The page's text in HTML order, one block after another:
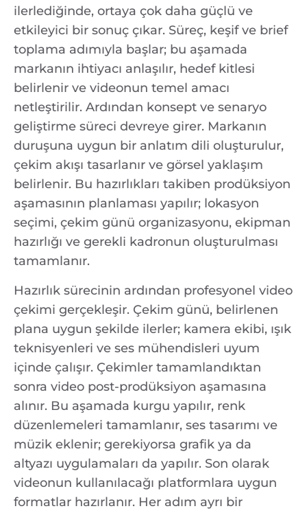
ilerlediğinde, ortaya çok daha güçlü ve
etkileyici bir sonuç çıkar. Süreç, keşif ve brief
toplama adımıyla başlar; bu aşamada
markanın ihtiyacı anlaşılır, hedef kitlesi
belirlenir ve videonun temel amacı
netleştirilir. Ardından konsept ve senaryo
geliştirme süreci devreye girer. Markanın
duruşuna uygun bir anlatım dili oluşturulur,
çekim akışı tasarlanır ve görsel yaklaşım
belirlenir. Bu hazırlıkları takiben prodüksiyon
aşamasının planlaması yapılır; lokasyon
seçimi, çekim günü organizasyonu, ekipman
hazırlığı ve gerekli kadronun oluşturulması
tamamlanır.
Hazırlık sürecinin ardından profesyonel video
çekimi gerçekleşir. Çekim günü, belirlenen
plana uygun şekilde ilerler; kamera ekibi, ışık
teknisyenleri ve ses mühendisleri uyum
içinde çalışır. Çekimler tamamlandıktan
sonra video post-prodüksiyon aşamasına
alınır. Bu aşamada kurgu yapılır, renk
düzenlemeleri tamamlanır, ses tasarımı ve
müzik eklenir; gerekiyorsa grafik ya da
altyazı uygulamaları da yapılır. Son olarak
videonun kullanılacağı platformlara uygun
formatlar hazırlanır. Her adım ayrı bir